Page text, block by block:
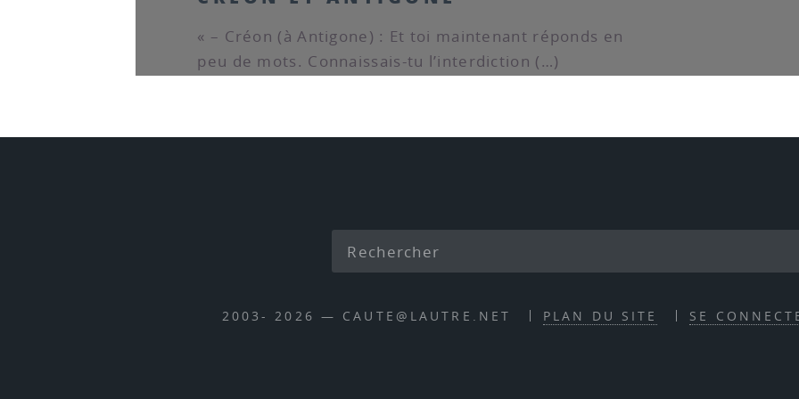
« – Créon (à Antigone) : Et toi maintenant réponds en
peu de mots. Connaissais-tu l’interdiction (…)
2003- 2026 — CAUTE@LAUTRE.NET PLAN DU SITE SE